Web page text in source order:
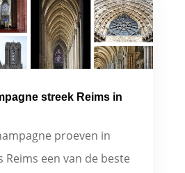
streek Reims in
proeven in
Reims een van de beste